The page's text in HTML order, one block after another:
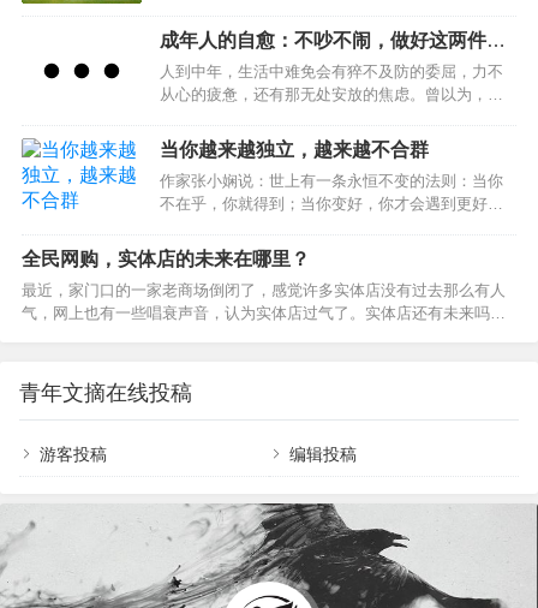
少，而在于帮助别人多少。想要做到这点，自然要
从做个好人开始。约束自己、爱护亲友、帮助他
生中占有一个位置，生命才算是真正的精彩。3 无限
的内心…
予我们的存在以合理性。生活并不只是关于生存，
而是关于寻找和实现我们的潜能。每个人都像是一
块未雕琢的玉石，需要经过磨砺和雕琢，才能展现
出内在的价值。因此，活着的意义在于自我实现，
不断探索和成长。很多时候，我们感到迷茫和无
助，是因为我们没有找到自己的使命和目标。通过
找到自己的热情和兴趣所在，从而赋予生活更多的
意义。当然，生…
成年人的自愈：不吵不闹，做好这两件事
就够了
人到中年，生活中难免会有猝不及防的委屈，力不
从心的疲惫，还有那无处安放的焦虑。曾以为，歇
能抚平内心的烦躁。可到最后才发现，向外的情绪
宣泄不过是一场徒劳的自我内耗。真正的自愈，从
不在向外索取情绪慰藉，而在向内探寻内心力量。
不吵不闹，稳住自己，做好这两件事，是成年人穿
越生活迷雾的底气。01闭嘴古希腊哲学家苏格拉底
曾被问及，为何总是聆听多于言说。他的回答蕴含
是要我们多听少说。”他更是告诫门生，说话前先想
三件事：是…
当你越来越独立，越来越不合群
作家张小娴说：世上有一条永恒不变的法则：当你
不在乎，你就得到；当你变好，你才会遇到更好，
单，你才能够宁缺毋滥。生活里，人们有千万种性
格，圈子更有多样的颜色。而我们，却总是因为两
者没有交集而恐惧焦虑。然后，不管适不适合自
己，都试图从中寻找理解和认同。可现实往往是：
的真正开始。当你越来越独立，越来越不合群01少
了迎合,多了自由最近，《她的双重奏》节目，采访
全民网购，实体店的未来在哪里？
最近，家门口的一家老商场倒闭了，感觉许多实体店没有过去那么有人
气，网上也有一些唱衰声音，认为实体店过气了。实体店还有未来吗？
跟着小红书的分享，来到位于北京朝阳区的合生汇商场，几家首店新
开，门口人潮涌动。春节假期，合生汇销售额同比增长近15%。河南许
昌胖东来，一家企业带火一座城，被网友称为“没有淡季的‘6A级景区’”。
2024年胖东来商贸集团13家门店，销售…
青年文摘在线投稿
游客投稿 编辑投稿